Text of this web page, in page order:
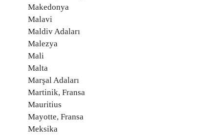
Makedonya
Malavi
Maldiv Adaları
Malezya
Mali
Malta
Marşal Adaları
Martinik, Fransa
Mauritius
Mayotte, Fransa
Meksika